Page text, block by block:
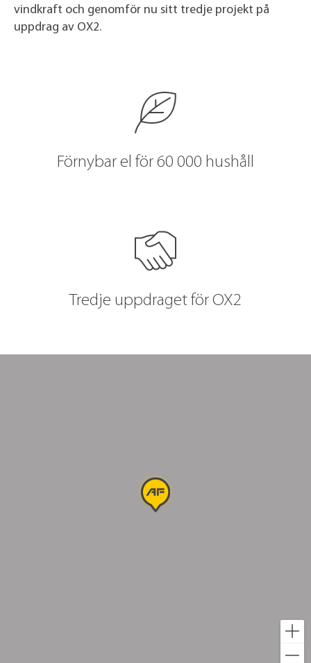
vindkraft och genomför nu sitt tredje projekt på
uppdrag av OX2.
Förnybar el för 60 000 hushåll
Tredje uppdraget för OX2